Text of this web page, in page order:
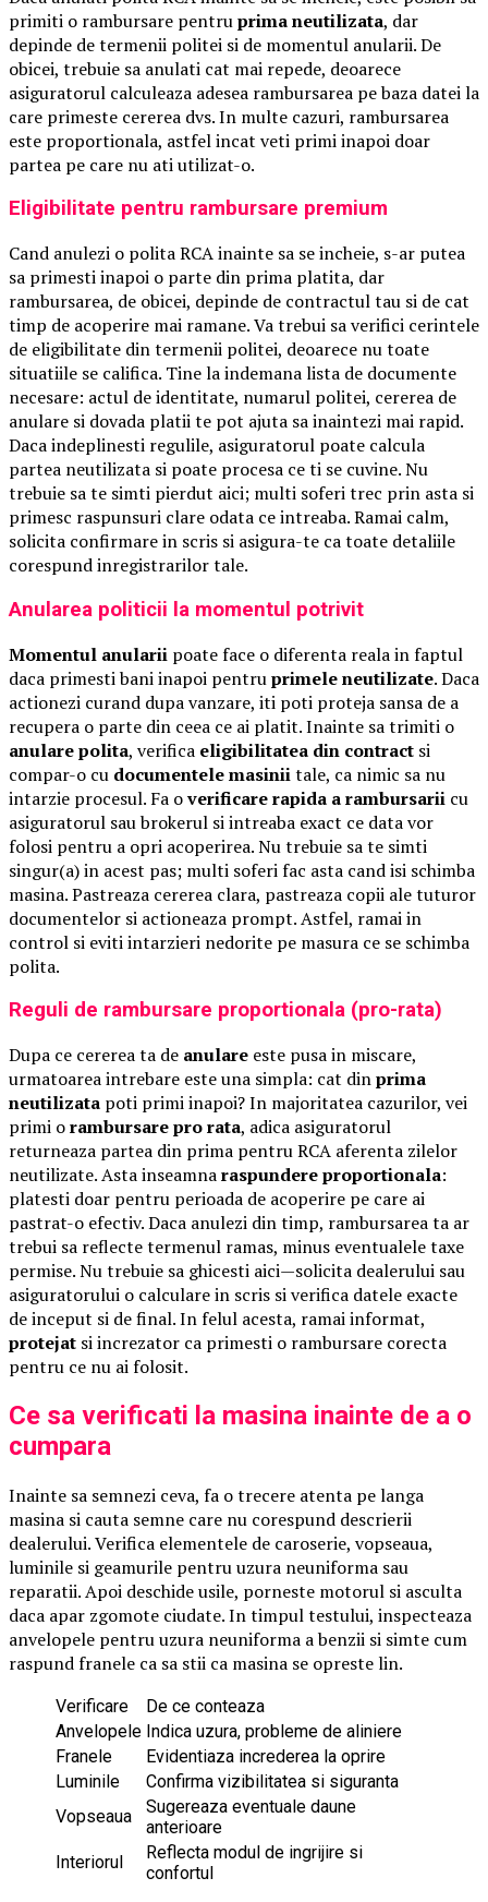
primiti o rambursare pentruprima neutilizata, dar
depinde de termenii politei si de momentul anularii. De
obicei, trebuie sa anulati cat mai repede, deoarece
asiguratorul calculeaza adesea rambursarea pe baza datei la
care primeste cererea dvs. In multe cazuri, rambursarea
este proportionala, astfel incat veti primi inapoi doar
partea pe care nu ati utilizat-o.
Eligibilitate pentru rambursare premium
Cand anulezi o polita RCA inainte sa se incheie, s-ar putea
sa primesti inapoi o parte din prima platita, dar
rambursarea, de obicei, depinde de contractul tau si de cat
timp de acoperire mai ramane. Va trebui sa verifici cerintele
de eligibilitate din termenii politei, deoarece nu toate
situatiile se califica. Tine la indemana lista de documente
necesare: actul de identitate, numarul politei, cererea de
anulare si dovada platii te pot ajuta sa inaintezi mai rapid.
Daca indeplinesti regulile, asiguratorul poate calcula
partea neutilizata si poate procesa ce ti se cuvine. Nu
trebuie sa te simti pierdut aici; multi soferi trec prin asta si
primesc raspunsuri clare odata ce intreaba. Ramai calm,
solicita confirmare in scris si asigura-te ca toate detaliile
corespund inregistrarilor tale.
Anularea politicii la momentul potrivit
Momentul anularii poate face o diferenta reala in faptul
daca primesti bani inapoi pentruprimele neutilizate. Daca
actionezi curand dupa vanzare, iti poti proteja sansa de a
recupera o parte din ceea ce ai platit. Inainte sa trimiti o
anulare polita, verifica eligibilitatea din contract si
compar-o cu documentele masiniitale, ca nimic sa nu
intarzie procesul. Fa overificare rapida a rambursarii cu
asiguratorul sau brokerul si intreaba exact ce data vor
folosi pentru a opri acoperirea. Nu trebuie sa te simti
singur(a) in acest pas; multi soferi fac asta cand isi schimba
masina. Pastreaza cererea clara, pastreaza copii ale tuturor
documentelor si actioneaza prompt. Astfel, ramai in
control si eviti intarzieri nedorite pe masura ce se schimba
polita.
Reguli de rambursare proportionala (pro-rata)
Dupa ce cererea ta de anulare este pusa in miscare,
urmatoarea intrebare este una simpla: cat dinprima
neutilizata poti primi inapoi? In majoritatea cazurilor, vei
primi orambursare pro rata, adica asiguratorul
returneaza partea din prima pentru RCA aferenta zilelor
neutilizate. Asta inseamnaraspundere proportionala:
platesti doar pentru perioada de acoperire pe care ai
pastrat-o efectiv. Daca anulezi din timp, rambursarea ta ar
trebui sa reflecte termenul ramas, minus eventualele taxe
permise. Nu trebuie sa ghicesti aici—solicita dealerului sau
asiguratorului o calculare in scris si verifica datele exacte
de inceput si de final. In felul acesta, ramai informat,
protejat si increzator ca primesti o rambursare corecta
pentru ce nu ai folosit.
Ce sa verificati la masina inainte de a o
cumpara
Inainte sa semnezi ceva, fa o trecere atenta pe langa
masina si cauta semne care nu corespund descrierii
dealerului. Verifica elementele de caroserie, vopseaua,
luminile si geamurile pentru uzura neuniforma sau
reparatii. Apoi deschide usile, porneste motorul si asculta
daca apar zgomote ciudate. In timpul testului, inspecteaza
anvelopele pentru uzura neuniforma a benzii si simte cum
raspund franele ca sa stii ca masina se opreste lin.
Verificare
De ce conteaza
Anvelopele Indica uzura, probleme de aliniere
Franele
Evidentiaza increderea la oprire
Luminile
Confirma vizibilitatea si siguranta
Vopseaua
Sugereaza eventuale daune
anterioare
Interiorul
Reflecta modul de ingrijire si
confortul